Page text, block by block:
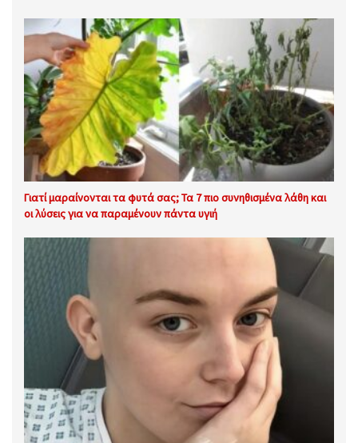
Γιατί μαραίνονται τα φυτά σας; Τα 7 πιο συνηθισμένα λάθη και
οι λύσεις για να παραμένουν πάντα υγιή